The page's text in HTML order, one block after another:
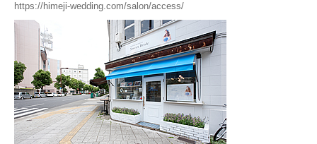
https://himeji-wedding.com/salon/access/